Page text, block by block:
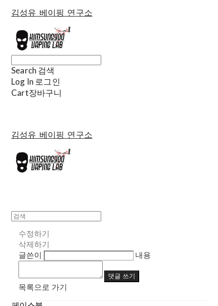
김성유 베이핑 연구소
Search 검색
Log In 로그인
Cart장바구니
김성유 베이핑 연구소
수정하기
삭제하기
글쓴이
내용
댓글 쓰기
목록으로 가기